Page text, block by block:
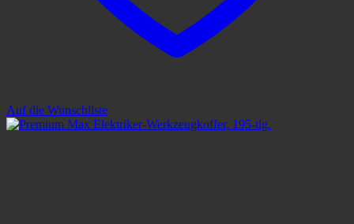
Auf die Wunschliste